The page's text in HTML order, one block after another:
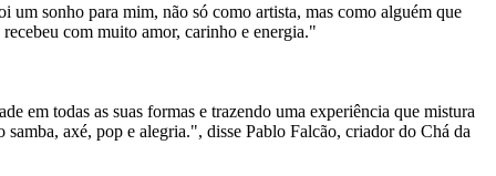
sonho para mim, não só como artista, mas como alguém que
com muito amor, carinho e energia."
em todas as suas formas e trazendo uma experiência que mistura
axé, pop e alegria.", disse Pablo Falcão, criador do Chá da